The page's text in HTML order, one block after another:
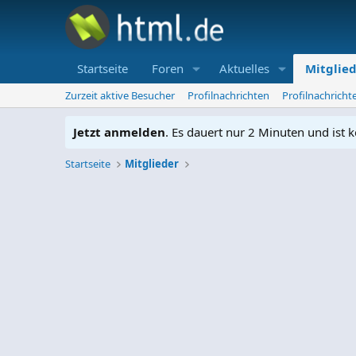
Startseite Foren Aktuelles
Zurzeit aktive Besucher Profilnachrichten
Jetzt anmelden. Es dauert nur 2 Minuten und ist
Startseite Mitglieder